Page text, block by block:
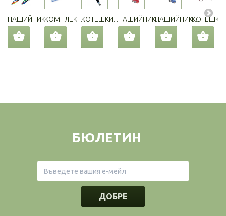
НАШИЙНИК...КОМПЛЕКТ...КОТЕШКИ...НАШИЙНИК...НАШИЙНИК...
БЮЛЕТИН
ДОБРЕ